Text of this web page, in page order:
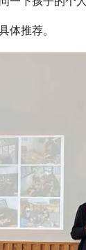
体推荐。